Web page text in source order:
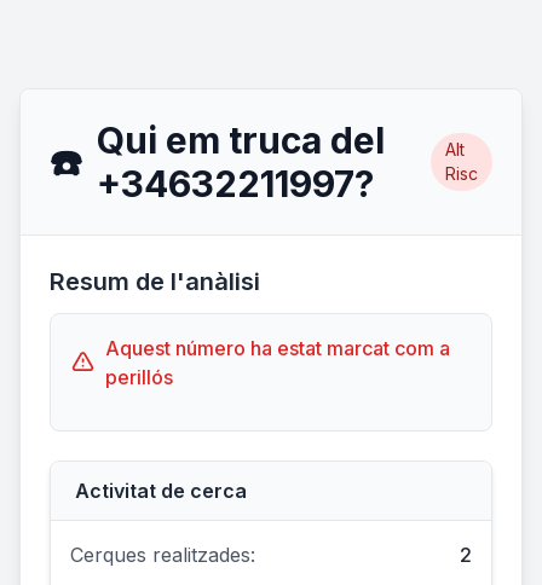
☎️ Qui em truca del
+34632211997?
Alt
Risc
Resum de l'anàlisi
Aquest número ha estat marcat com a
perillós
Activitat de cerca
Cerques realitzades:
2